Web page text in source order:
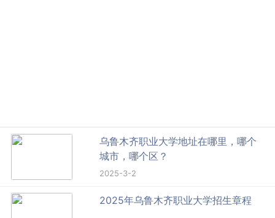
乌鲁木齐职业大学地址在哪里，哪个
城市，哪个区？
2025-3-2
2025年乌鲁木齐职业大学招生章程